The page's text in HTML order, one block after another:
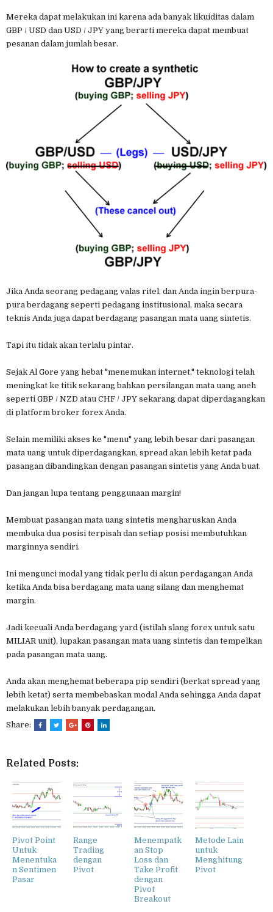
Mereka dapat melakukan ini karena ada banyak likuiditas dalam
GBP / USD dan USD / JPY yang berarti mereka dapat membuat
pesanan dalam jumlah besar.
Jika Anda seorang pedagang valas ritel, dan Anda ingin berpura-
pura berdagang seperti pedagang institusional, maka secara
teknis Anda juga dapat berdagang pasangan mata uang sintetis.
Tapi itu tidak akan terlalu pintar.
Sejak Al Gore yang hebat "menemukan internet," teknologi telah
meningkat ke titik sekarang bahkan persilangan mata uang aneh
seperti GBP / NZD atau CHF / JPY sekarang dapat diperdagangkan
di platform broker forex Anda.
Selain memiliki akses ke "menu" yang lebih besar dari pasangan
mata uang untuk diperdagangkan, spread akan lebih ketat pada
pasangan dibandingkan dengan pasangan sintetis yang Anda buat.
Dan jangan lupa tentang penggunaan margin!
Membuat pasangan mata uang sintetis mengharuskan Anda
membuka dua posisi terpisah dan setiap posisi membutuhkan
marginnya sendiri.
Ini mengunci modal yang tidak perlu di akun perdagangan Anda
ketika Anda bisa berdagang mata uang silang dan menghemat
margin.
Jadi kecuali Anda berdagang yard (istilah slang forex untuk satu
MILIAR unit), lupakan pasangan mata uang sintetis dan tempelkan
pada pasangan mata uang.
Anda akan menghemat beberapa pip sendiri (berkat spread yang
lebih ketat) serta membebaskan modal Anda sehingga Anda dapat
melakukan lebih banyak perdagangan.
Share:
Related Posts:
Pivot Point
Untuk
Menentuka
n Sentimen
Pasar
Range
Trading
dengan
Pivot
Menempatk
an Stop
Loss dan
Take Profit
dengan
Pivot
Breakout
Metode Lain
untuk
Menghitung
Pivot